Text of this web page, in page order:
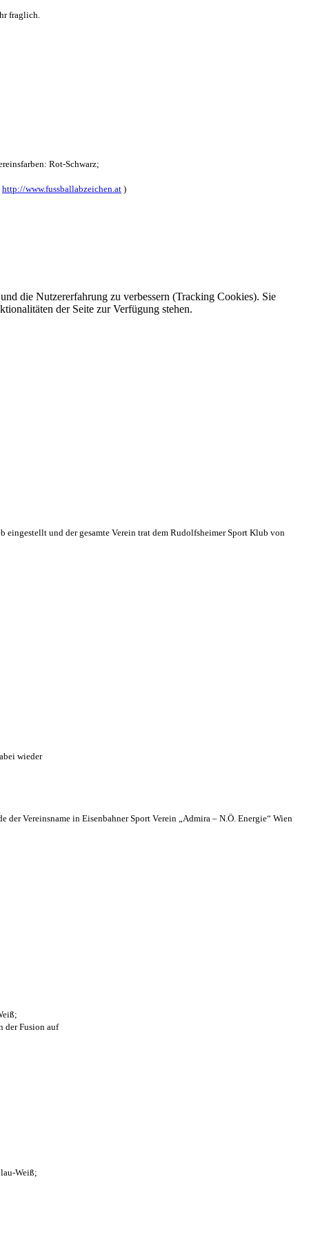
die Nutzererfahrung zu verbessern (Tracking Cookies). Sie
der Seite zur Verfügung stehen.
fraglich.
Rot-Schwarz;
http://www.fussballabzeichen.at )
eingestellt und der gesamte Verein trat dem Rudolfsheimer Sport Klub von
wieder
der Vereinsname in Eisenbahner Sport Verein „Admira – N.Ö. Energie“ Wien
der Fusion auf
Weiß;